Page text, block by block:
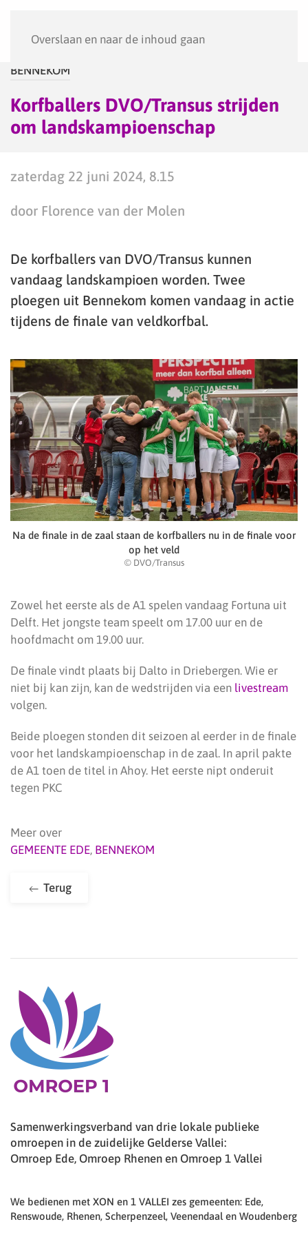
Overslaan en naar de inhoud gaan
BENNEKOM
Korfballers DVO/Transus strijden
om landskampioenschap
zaterdag 22 juni 2024, 8.15
door Florence van der Molen
De korfballers van DVO/Transus kunnen
vandaag landskampioen worden. Twee
ploegen uit Bennekom komen vandaag in actie
tijdens de finale van veldkorfbal.
Na de finale in de zaal staan de korfballers nu in de finale voor
op het veld
© DVO/Transus
Zowel het eerste als de A1 spelen vandaag Fortuna uit
Delft. Het jongste team speelt om 17.00 uur en de
hoofdmacht om 19.00 uur.
De finale vindt plaats bij Dalto in Driebergen. Wie er
niet bij kan zijn, kan de wedstrijden via een livestream
volgen.
Beide ploegen stonden dit seizoen al eerder in de finale
voor het landskampioenschap in de zaal. In april pakte
de A1 toen de titel in Ahoy. Het eerste nipt onderuit
tegen PKC
Meer over
GEMEENTE EDE, BENNEKOM
Terug
Samenwerkingsverband van drie lokale publieke
omroepen in de zuidelijke Gelderse Vallei:
Omroep Ede, Omroep Rhenen en Omroep 1 Vallei
We bedienen met XON en 1 VALLEI zes gemeenten: Ede,
Renswoude, Rhenen, Scherpenzeel, Veenendaal en Woudenberg